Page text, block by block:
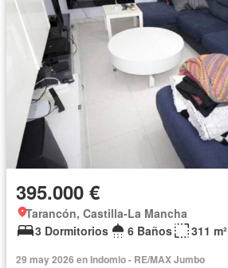
395.000 €
Tarancón, Castilla-La Mancha
3 Dormitorios
6 Baños 311 m²
29 may 2026 en Indomio - RE/MAX Jumbo